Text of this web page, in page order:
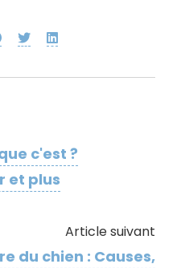
c'est ?
et plus
Article suivant
du chien : Causes,